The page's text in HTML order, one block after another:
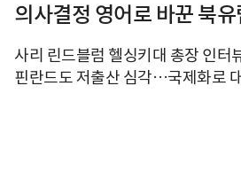
의사결정 영어로 바꾼 북
사리 린드블럼 헬싱키대 총장 인터
핀란드도 저출산 심각…국제화로